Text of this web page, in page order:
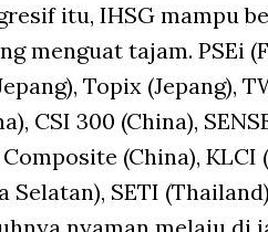
itu, IHSG mampu
menguat tajam. PSEi
Topix (Jepang),
CSI 300 (China),
(China), KLCI
Selatan), SETI